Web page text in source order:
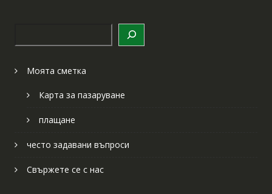
Моята сметка
Карта за пазаруване
плащане
често задавани въпроси
Свържете се с нас